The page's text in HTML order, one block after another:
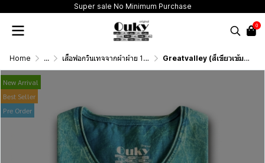
Super sale No Minimum Purchase
0
Home ... เสื้อฟอกวินเทจจากผ้าผ้าย 100 เปอร์เซนต์ รุ่นดั้งเดิม (T-Shirt Originai Vintage Washed Cotton 100%) Greatvalley (สีเขียวเข้มฟอกเอซิด) ผลิตจากผ้าฝ้าย 100% ให้ความรู้สึกนุ่มฟู เบาสบาย
New Arrival
Best Seller
Pre Order